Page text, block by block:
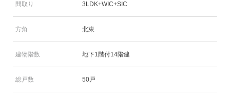
間取り 3LDK+WIC+SIC
方角 北東
建物階数 地下1階付14階建
総戸数 50戸